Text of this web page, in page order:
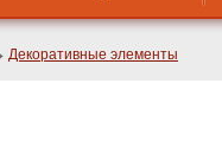
Декоративные элементы